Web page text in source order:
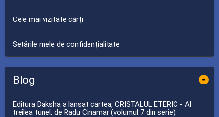
Cele mai vizitate cărți
Setările mele de confidențialitate
Blog -
Editura Daksha a lansat cartea, CRISTALUL ETERIC - Al
treilea tunel, de Radu Cinamar (volumul 7 din serie).